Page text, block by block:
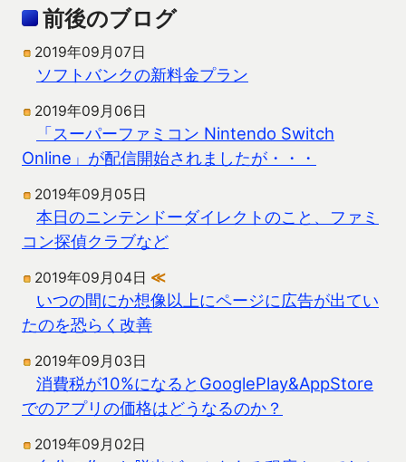
前後のブログ
2019年09月07日
ソフトバンクの新料金プラン
2019年09月06日
「スーパーファミコン Nintendo Switch
Online」が配信開始されましたが・・・
2019年09月05日
本日のニンテンドーダイレクトのこと、ファミ
コン探偵クラブなど
2019年09月04日 ≪
いつの間にか想像以上にページに広告が出てい
たのを恐らく改善
2019年09月03日
消費税が10%になるとGooglePlay&AppStore
でのアプリの価格はどうなるのか？
2019年09月02日